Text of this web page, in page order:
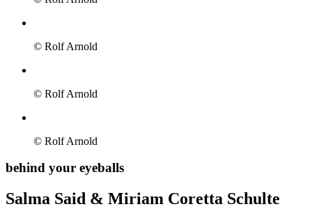
© Rolf Arnold
© Rolf Arnold
© Rolf Arnold
behind your eyeballs
Salma Said & Miriam Coretta Schulte